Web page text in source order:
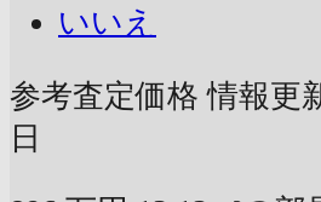
いいえ
参考査定価格 情報更
日